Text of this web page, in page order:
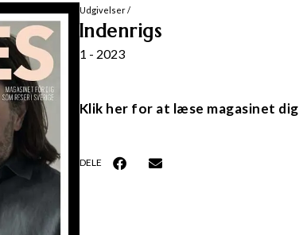
Udgivelser/
Indenrigs
1 - 2023
Klik her for at læse magasinet
DELE